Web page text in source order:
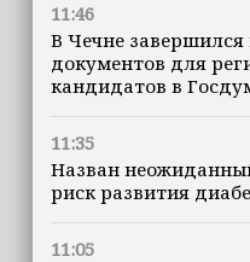
11:46
В Чечне
документов для
кандидатов в
11:35
Назван
риск развития
11:05